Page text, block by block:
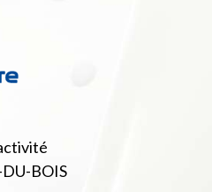
BOIS